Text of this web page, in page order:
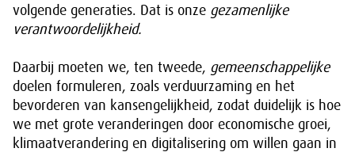
volgende generaties. Dat is onze gezamenlijke
verantwoordelijkheid.
Daarbij moeten we, ten tweede, gemeenschappelijke
doelen formuleren, zoals verduurzaming en het
bevorderen van kansengelijkheid, zodat duidelijk is hoe
we met grote veranderingen door economische groei,
klimaatverandering en digitalisering om willen gaan in